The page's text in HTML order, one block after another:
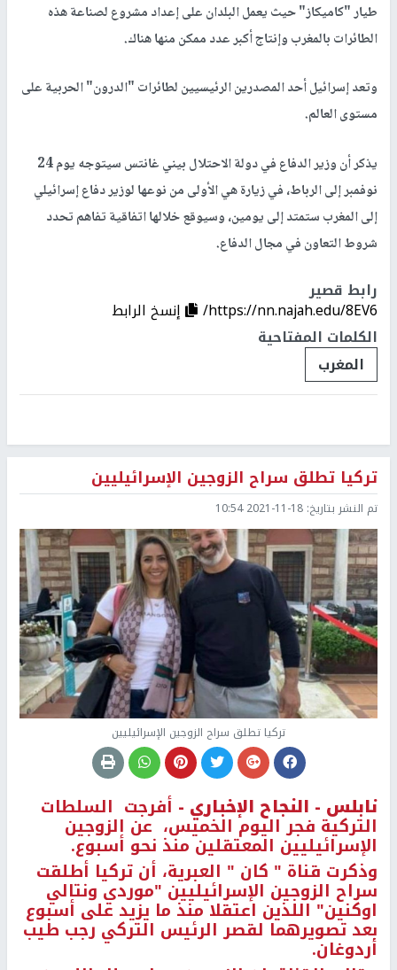
طيار "كاميكاز" حيث يعمل البلدان على إعداد مشروع لصناعة هذه
الطائرات بالمغرب وإنتاج أكبر عدد ممكن منها هناك.
وتعد إسرائيل أحد المصدرين الرئيسيين لطائرات "الدرون" الحربية على
مستوى العالم.
يذكر أن وزير الدفاع في دولة الاحتلال بيني غانتس سيتوجه يوم 24
نوفمبر إلى الرباط، في زيارة هي الأولى من نوعها لوزير دفاع إسرائيلي
إلى المغرب ستمتد إلى يومين، وسيوقع خلالها اتفاقية تفاهم تحدد
شروط التعاون في مجال الدفاع.
رابط قصير
https://nn.najah.edu/8EV6/
إنسخ الرابط
الكلمات المفتاحية
المغرب
تركيا تطلق سراح الزوجين الإسرائيليين
تم النشر بتاريخ: 2021-11-18 10:54
تركيا تطلق سراح الزوجين الإسرائيليين
نابلس - النجاح الإخباري - أفرجت السلطات
التركية فجر اليوم الخميس، عن الزوجين
الإسرائيليين المعتقلين منذ نحو أسبوع.
وذكرت قناة " كان " العبرية، أن تركيا أطلقت
سراح الزوجين الإسرائيليين "موردي ونتالي
اوكنين" اللذين اعتقلا منذ ما يزيد على أسبوع
بعد تصويرهما لقصر الرئيس التركي رجب طيب
أردوغان.